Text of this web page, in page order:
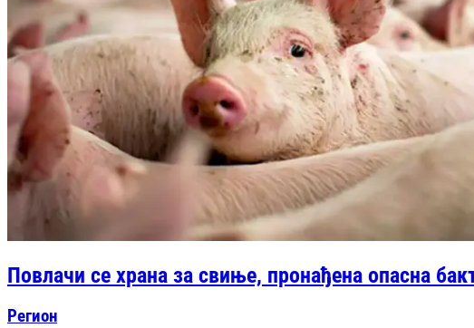
Повлачи се храна за свиње, пронађена опасна
Регион